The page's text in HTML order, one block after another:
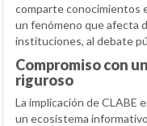
comparte conocimientos
un fenómeno que afecta
instituciones, al debate
Compromiso con
riguroso
La implicación de CLABE
un ecosistema